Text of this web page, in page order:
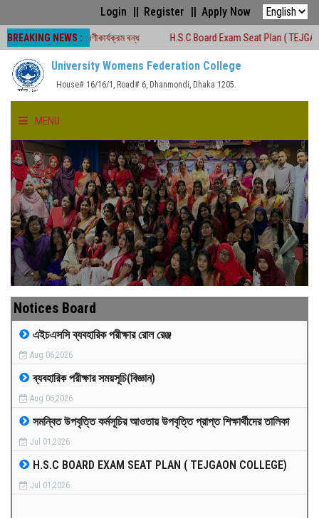
Login Register Apply Now
BREAKING NEWS :
সময়ে শ্রেণীকার্যক্রম বন্ধ H.S.C Board Exam Seat Plan ( TEJGAON COLLEGE)
University Womens Federation College
House# 16/16/1, Road# 6, Dhanmondi, Dhaka 1205.
MENU
HOME
ABOUT US
FACULTIES
ACADEMICS
GALLERY
MEDIA
PAYMENT
CO-CURRICULUM
RESULTS
Notices Board
এইচএসসি ব্যবহারিক পরীক্ষার রোল রেঞ্জ
Aug 06,2026
ব্যবহারিক পরীক্ষার সময়সূচি(বিজ্ঞান)
Aug 06,2026
সমন্বিত উপবৃত্তি কর্মসূচির আওতায় উপবৃত্তি প্রাপ্ত শিক্ষার্থীদের তালিকা
Jul 01,2026
H.S.C BOARD EXAM SEAT PLAN ( TEJGAON COLLEGE)
Jul 01,2026